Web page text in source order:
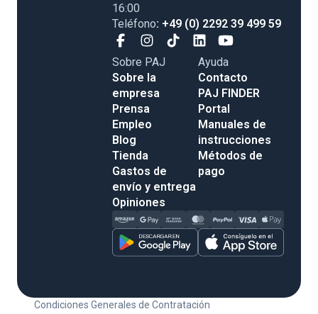
16:00
Teléfono: +49 (0) 2292 39 499 59
Sobre PAJ
Sobre la
empresa
Prensa
Empleo
Blog
Tienda
Gastos de
envío y entrega
Opiniones
Ayuda
Contacto
PAJ FINDER
Portal
Manuales de
instrucciones
Métodos de
pago
Condiciones Generales de Contratación